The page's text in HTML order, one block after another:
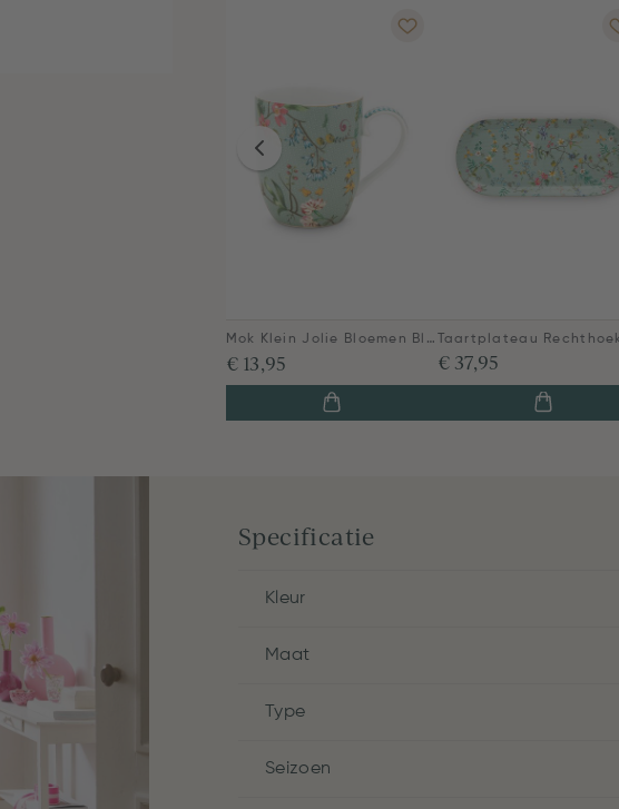
Mok Klein Jolie Bloemen Blauw
€ 13,95 € 37,95
Specificatie
Kleur
Maat
Type
Seizoen